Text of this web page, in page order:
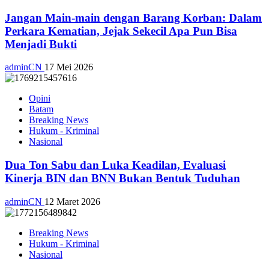
Jangan Main-main dengan Barang Korban: Dalam
Perkara Kematian, Jejak Sekecil Apa Pun Bisa
Menjadi Bukti
adminCN 17 Mei 2026
Opini
Batam
Breaking News
Hukum - Kriminal
Nasional
Dua Ton Sabu dan Luka Keadilan, Evaluasi
Kinerja BIN dan BNN Bukan Bentuk Tuduhan
adminCN 12 Maret 2026
Breaking News
Hukum - Kriminal
Nasional